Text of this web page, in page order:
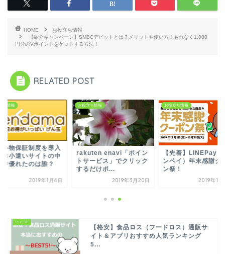
HOME
お役立ち情報
【紹介キャンペーン】SMBCデビットとは？メリットや使い方！もれなく1,000
円分のVポイントをゲットする方法！
RELATED POST
ち情報
い物保証制度を導入
お小遣いサイトの中
番優れたのは誰？
2019年1月6日
お役立ち情報
rakuten enavi「ポイン
トサービス」でクリック
するだけポ...
2019年3月20日
お役立ち情報
【先着】LINEPay
ンペイ）年末感謝ク
ン祭！
2019年12
【格安】食品ロス（フードロス）通販サ
イト＆アプリおすすめ人気ランキング
5...